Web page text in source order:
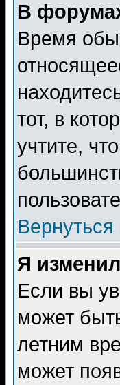
В
Время
тот, в
учтите,
Вернуться
Я
Если вы
может
летним
может